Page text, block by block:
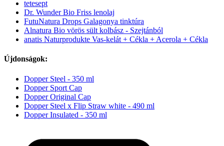
tetesept
Dr. Wunder Bio Friss lenolaj
FutuNatura Drops Galagonya tinktúra
Alnatura Bio vörös sült kolbász - Szejtánból
anatis Naturprodukte Vas-kelát + Cékla + Acerola + Cékla
Újdonságok:
Dopper Steel - 350 ml
Dopper Sport Cap
Dopper Original Cap
Dopper Steel x Flip Straw white - 490 ml
Dopper Insulated - 350 ml